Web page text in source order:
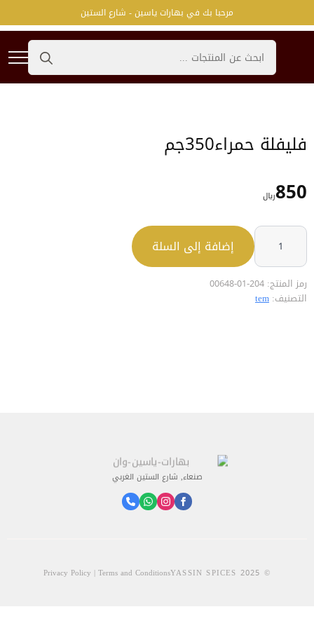
مرحبا بك في بهارات ياسين - شارع الستين
Search
for:
فليفلة حمراء350جم
850﷼
كمية
إضافة إلى السلة
رمز المنتج: 204-01-00648
التصنيف: tem
صنعاء, شارع الستين الغربي
© 2025 YASSIN SPICES
Privacy Policy | Terms and Conditions